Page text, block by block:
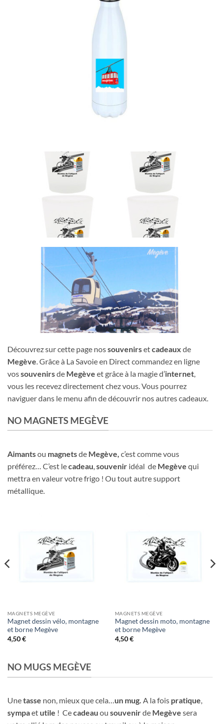
Découvrez sur cette page nossouvenirsetcadeaux de
Megève. Grâce à La Savoie en Direct commandez en ligne
vossouvenirsde Megève et grâce à la magie d’internet,
vous les recevez directement chez vous. Vous pourrez
naviguer dans le menu afin de découvrir nos autres cadeaux.
NO MAGNETS MEGÈVE
Aimantsou magnetsde Megève, c’est comme vous
préférez… C’est lecadeau,souvenir idéal de Megève qui
mettra en valeur votre frigo ! Ou tout autre support
métallique.
MAGNETS MEGÈVE
Magnet dessin vélo, montagne
et borne Megève
4,50€
MAGNETS MEGÈVE
Magnet dessin moto, montagne
et borne Megève
4,50€
NO MUGS MEGÈVE
Unetasse non, mieux que cela…un mug. A la fois pratique,
sympaet utile ! Cecadeau ou souvenirde Megève sera